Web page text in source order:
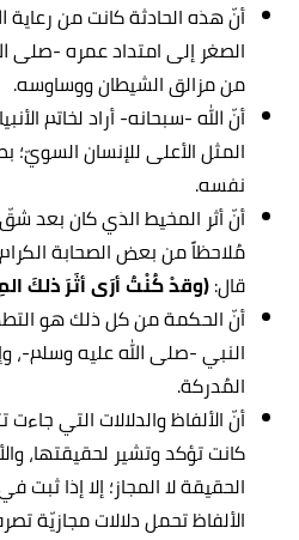
أنّ هذه الحادثة كانت من رعاية
الصغر إلى امتداد عمره -صلى
من مزالق الشيطان ووساوسه.
أنّ الله -سبحانه- أراد لخاتم
المثل الأعلى للإنسان
نفسه.
أنّ أثر المخيط الذي كان بعد
مُلاحظاً من بعض الصحابة
قال:(وقدْ كُنْتُ أرَى أثَرَ ذلكَ
أنّ الحكمة من كل ذلك هو
النبي -صلى الله عليه وسلم-،
المُدركة.
أنّ الألفاظ والدلالات التي
كانت تؤكد وتشير لحقيقتها،
الحقيقة لا المجاز؛ إلا إذا
الألفاظ تحمل دلالات مجازيّة